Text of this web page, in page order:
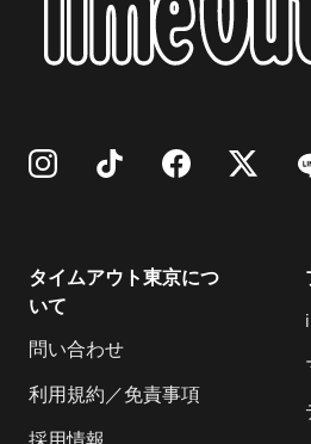
タイムアウト東京につ
いて
問い合わせ
利用規約／免責事項